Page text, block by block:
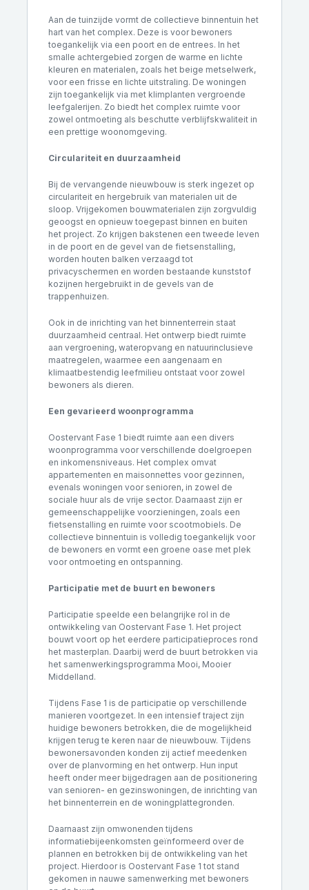
Aan de tuinzijde vormt de collectieve binnentuin het
hart van het complex. Deze is voor bewoners
toegankelijk via een poort en de entrees. In het
smalle achtergebied zorgen de warme en lichte
kleuren en materialen, zoals het beige metselwerk,
voor een frisse en lichte uitstraling. De woningen
zijn toegankelijk via met klimplanten vergroende
leefgalerijen. Zo biedt het complex ruimte voor
zowel ontmoeting als beschutte verblijfskwaliteit in
een prettige woonomgeving.
Circulariteit en duurzaamheid
Bij de vervangende nieuwbouw is sterk ingezet op
circulariteit en hergebruik van materialen uit de
sloop. Vrijgekomen bouwmaterialen zijn zorgvuldig
geoogst en opnieuw toegepast binnen en buiten
het project. Zo krijgen bakstenen een tweede leven
in de poort en de gevel van de fietsenstalling,
worden houten balken verzaagd tot
privacyschermen en worden bestaande kunststof
kozijnen hergebruikt in de gevels van de
trappenhuizen.
Ook in de inrichting van het binnenterrein staat
duurzaamheid centraal. Het ontwerp biedt ruimte
aan vergroening, wateropvang en natuurinclusieve
maatregelen, waarmee een aangenaam en
klimaatbestendig leefmilieu ontstaat voor zowel
bewoners als dieren.
Een gevarieerd woonprogramma
Oostervant Fase 1 biedt ruimte aan een divers
woonprogramma voor verschillende doelgroepen
en inkomensniveaus. Het complex omvat
appartementen en maisonnettes voor gezinnen,
evenals woningen voor senioren, in zowel de
sociale huur als de vrije sector. Daarnaast zijn er
gemeenschappelijke voorzieningen, zoals een
fietsenstalling en ruimte voor scootmobiels. De
collectieve binnentuin is volledig toegankelijk voor
de bewoners en vormt een groene oase met plek
voor ontmoeting en ontspanning.
Participatie met de buurt en bewoners
Participatie speelde een belangrijke rol in de
ontwikkeling van Oostervant Fase 1. Het project
bouwt voort op het eerdere participatieproces rond
het masterplan. Daarbij werd de buurt betrokken via
het samenwerkingsprogramma Mooi, Mooier
Middelland.
Tijdens Fase 1 is de participatie op verschillende
manieren voortgezet. In een intensief traject zijn
huidige bewoners betrokken, die de mogelijkheid
krijgen terug te keren naar de nieuwbouw. Tijdens
bewonersavonden konden zij actief meedenken
over de planvorming en het ontwerp. Hun input
heeft onder meer bijgedragen aan de positionering
van senioren- en gezinswoningen, de inrichting van
het binnenterrein en de woningplattegronden.
Daarnaast zijn omwonenden tijdens
informatiebijeenkomsten geïnformeerd over de
plannen en betrokken bij de ontwikkeling van het
project. Hierdoor is Oostervant Fase 1 tot stand
gekomen in nauwe samenwerking met bewoners